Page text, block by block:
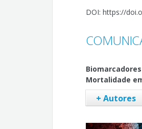
DOI: https://
Mortalidade
+ Autores
Paulo